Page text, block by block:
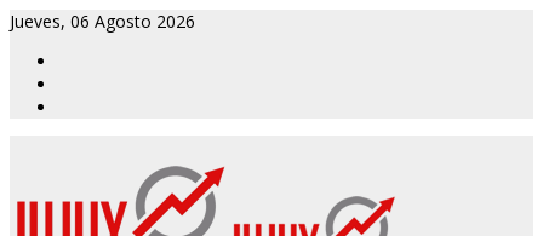
Jueves, 06 Agosto 2026